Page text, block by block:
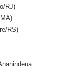
RJ)
RS)